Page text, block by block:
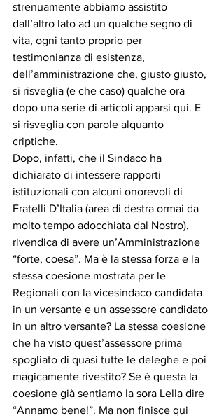
strenuamente abbiamo assistito
dall’altro lato ad un qualche segno di
vita, ogni tanto proprio per
testimonianza di esistenza,
dell’amministrazione che, giusto giusto,
si risveglia (e che caso) qualche ora
dopo una serie di articoli apparsi qui. E
si risveglia con parole alquanto
criptiche.
Dopo, infatti, che il Sindaco ha
dichiarato di intessere rapporti
istituzionali con alcuni onorevoli di
Fratelli D’Italia (area di destra ormai da
molto tempo adocchiata dal Nostro),
rivendica di avere un’Amministrazione
“forte, coesa”. Ma è la stessa forza e la
stessa coesione mostrata per le
Regionali con la vicesindaco candidata
in un versante e un assessore candidato
in un altro versante? La stessa coesione
che ha visto quest’assessore prima
spogliato di quasi tutte le deleghe e poi
magicamente rivestito? Se è questa la
coesione già sentiamo la sora Lella dire
“Annamo bene!”. Ma non finisce qui